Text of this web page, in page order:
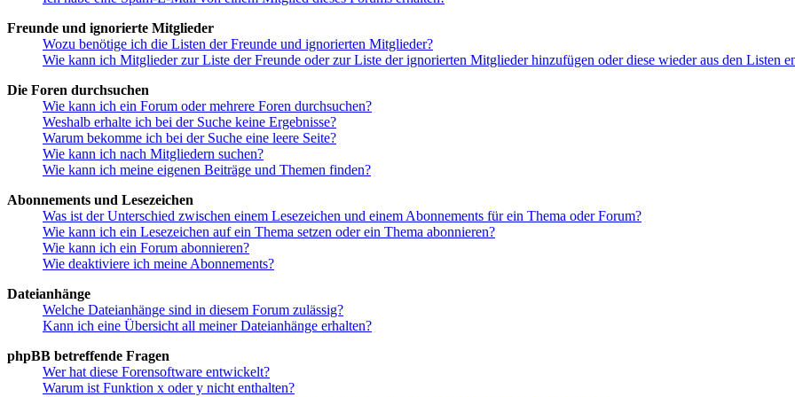
Freunde und ignorierte Mitglieder
Wozu benötige ich die Listen der Freunde und ignorierten Mitglieder?
Wie kann ich Mitglieder zur Liste der Freunde oder zur Liste der ignorierten Mitglieder hinzufügen oder diese wieder aus den Listen
Die Foren durchsuchen
Wie kann ich ein Forum oder mehrere Foren durchsuchen?
Weshalb erhalte ich bei der Suche keine Ergebnisse?
Warum bekomme ich bei der Suche eine leere Seite?
Wie kann ich nach Mitgliedern suchen?
Wie kann ich meine eigenen Beiträge und Themen finden?
Abonnements und Lesezeichen
Was ist der Unterschied zwischen einem Lesezeichen und einem Abonnements für ein Thema oder Forum?
Wie kann ich ein Lesezeichen auf ein Thema setzen oder ein Thema abonnieren?
Wie kann ich ein Forum abonnieren?
Wie deaktiviere ich meine Abonnements?
Dateianhänge
Welche Dateianhänge sind in diesem Forum zulässig?
Kann ich eine Übersicht all meiner Dateianhänge erhalten?
phpBB betreffende Fragen
Wer hat diese Forensoftware entwickelt?
Warum ist Funktion x oder y nicht enthalten?